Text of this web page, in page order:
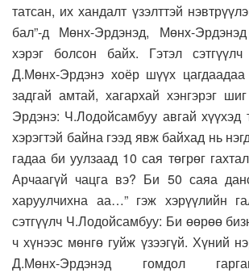
татсан, их хандалт үзэлттэй
бал”-д Мөнх-Эрдэнэд, Мөнх-
хэрэг болсон байх. Гэтэл
Д.Мөнх-Эрдэнэ хоёр шүүх цагдаадаа
задгай амтай, хагархай хэнгэрэг
Эрдэнэ: Ч.Лодойсамбуу авгай хүүхэд
хэрэгтэй байна гээд явж байхад нь
гадаа би уулзаад 10 сая төгрөг
Арчаагүй чацга вэ? Би 50 саяа
харуулчихна аа…” гэж хэрүүлийн
сэтгүүлч Ч.Лодойсамбуу: Би өөрөө
ч хүнээс мөнгө гуйж үзээгүй. Хүний
Д.Мөнх-Эрдэнэд гомдол